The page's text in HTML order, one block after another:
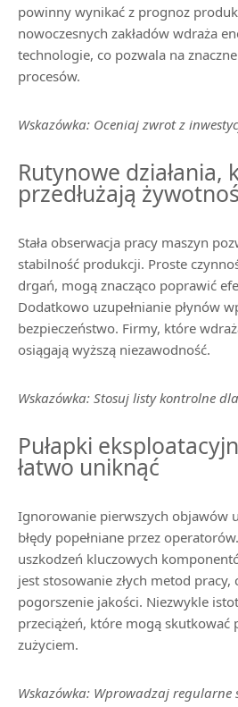
powinny wynikać z prognoz
nowoczesnych zakładów wdraża
technologie, co pozwala na
procesów.
Wskazówka: Oceniaj zwrot z
Rutynowe działania,
przedłużają
Stała obserwacja pracy maszyn
stabilność produkcji. Proste
drgań, mogą znacząco poprawić
Dodatkowo uzupełnianie płynów
bezpieczeństwo. Firmy, które
osiągają wyższą niezawodność.
Wskazówka: Stosuj listy kontrolne
Pułapki
łatwo uniknąć
Ignorowanie pierwszych objawów
błędy popełniane przez
uszkodzeń kluczowych
jest stosowanie złych metod pracy,
pogorszenie jakości. Niezwykle
przeciążeń, które mogą skutkować
zużyciem.
Wskazówka: Wprowadzaj regularne